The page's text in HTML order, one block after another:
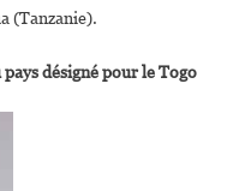
(Tanzanie).
désigné pour le Togo